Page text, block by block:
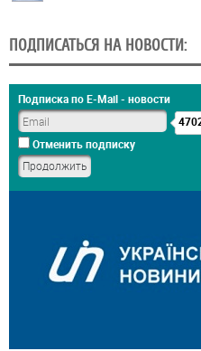
ПОДПИСАТЬСЯ НА НОВОСТИ:
Подписка по E-Mail - новости
Отменить подписку